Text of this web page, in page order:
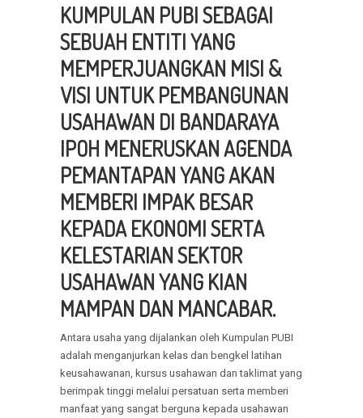
KUMPULAN PUBI SEBAGAI
SEBUAH ENTITI YANG
MEMPERJUANGKAN MISI &
VISI UNTUK PEMBANGUNAN
USAHAWAN DI BANDARAYA
IPOH MENERUSKAN AGENDA
PEMANTAPAN YANG AKAN
MEMBERI IMPAK BESAR
KEPADA EKONOMI SERTA
KELESTARIAN SEKTOR
USAHAWAN YANG KIAN
MAMPAN DAN MANCABAR.
Antara usaha yang dijalankan oleh Kumpulan PUBI
adalah menganjurkan kelas dan bengkel latihan
keusahawanan, kursus usahawan dan taklimat yang
berimpak tinggi melalui persatuan serta memberi
manfaat yang sangat berguna kepada usahawan